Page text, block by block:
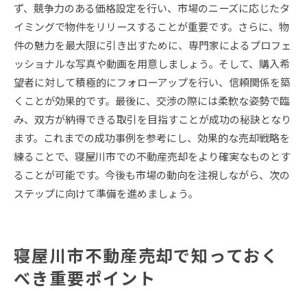
ず、競争力のある価格設定を行い、市場のニーズに応じたタ
イミングで物件をリリースすることが重要です。さらに、物
件の魅力を最大限に引き出すために、専門家によるプロフェ
ッショナルな写真や動画を用意しましょう。そして、購入希
望者に対して積極的にフォローアップを行い、信頼関係を築
くことが効果的です。最後に、交渉の際には柔軟な姿勢で臨
み、双方が納得できる取引を目指すことが成功の秘訣となり
ます。これまでの成功事例を参考にし、効果的な売却戦略を
練ることで、寝屋川市での不動産売却をより確実なものとす
ることが可能です。今後も市場の動向を注視しながら、次の
ステップに向けて準備を進めましょう。
寝屋川市不動産売却で知っておく
べき重要ポイント